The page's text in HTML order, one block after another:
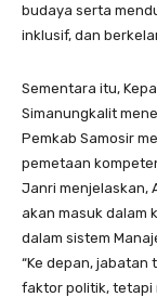
budaya serta
inklusif, dan
Sementara itu,
Simanungkalit
Pemkab Samosir
pemetaan
Janri menjelaskan,
akan masuk dalam
dalam sistem
“Ke depan,
faktor politik, tetapi